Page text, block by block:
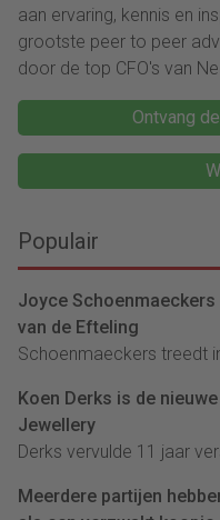
aan ervaring, kennis en
grootste peer to peer
door de top CFO's van
Ontvang
Populair
Joyce Schoenmaeckers
van de Efteling
Schoenmaeckers treedt
Koen Derks is de
Jewellery
Derks vervulde 11 jaar
Meerdere partijen